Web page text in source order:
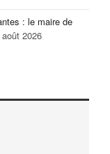
: le maire de
2026